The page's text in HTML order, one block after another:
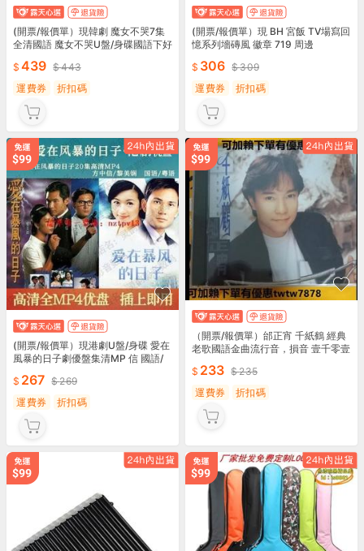
(開票/報價單）現韓劇 魔女不哭7集
全清國語 魔女不哭U盤/身碟國語下好
439
443
運費券
折扣碼
(開票/報價單）現 BH 宮飯 TV場寫回
憶系列墻磚風 徽章 719 周邊
306
309
運費券
折扣碼
(開票/報價單）現港劇U盤/身碟 愛在
風暴的日子劇優盤集清MP 信 國語/
267
269
運費券
折扣碼
（開票/報價單）邰正宵 千紙鶴 經典
老歌國語金曲流行音，損音 壹千零壹
233
235
運費券
折扣碼